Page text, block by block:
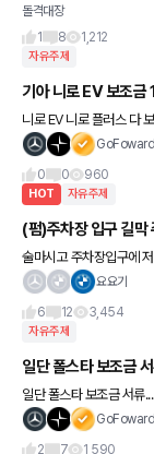
돌격대장
1
8 1,212
자유주제
기아 니로 EV 보조
니로 EV 니로 플러스 다
니 많이들 몰릴거 같습니다.
GoFoward
0
0 960
HOT 자유주제
(펌)주차
술마시고 주차장
요요기
6
12 3,454
자유주제
일단 폴스타 보조금
일단 폴스타 보조금 서류... 머리 터질듯이 고민하다가 제출하였습니다. ​ I4는..아마 취소할
GoFoward
2
7 1,590